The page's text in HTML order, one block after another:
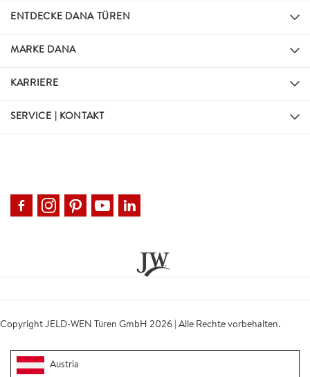
ENTDECKE DANA TÜREN
MARKE DANA
KARRIERE
SERVICE | KONTAKT
Copyright JELD-WEN Türen GmbH 2026 | Alle Rechte vorbehalten.
Austria